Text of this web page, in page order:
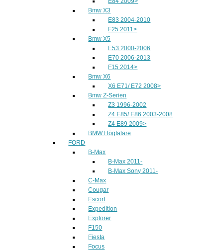
Bmw X3
E83 2004-2010
F25 2011>
Bmw X5
E53 2000-2006
E70 2006-2013
F15 2014>
Bmw X6
X6 E71/ E72 2008>
Bmw Z-Serien
Z3 1996-2002
Z4 E85/ E86 2003-2008
Z4 E89 2009>
BMW Högtalare
FORD
B-Max
B-Max 2011-
B-Max Sony 2011-
C-Max
Cougar
Escort
Expedition
Explorer
F150
Fiesta
Focus